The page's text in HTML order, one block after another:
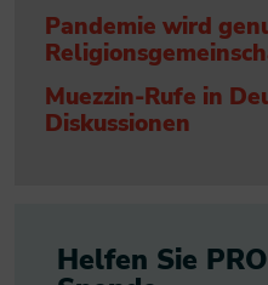
Pandemie wird
Muezzin-Rufe in
Diskussionen
Helfen Sie